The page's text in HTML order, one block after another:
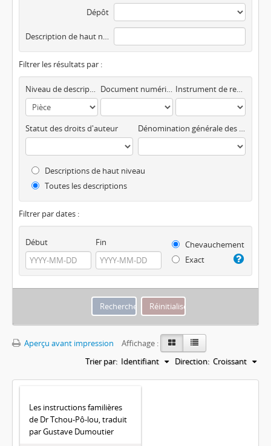
Dépôt
Description de haut niveau
Filtrer les résultats par :
Niveau de description Document numérisé disponible Instrument de recherche
Statut des droits d'auteur Dénomination générale des documents
Descriptions de haut niveau
Toutes les descriptions
Filtrer par dates :
Début Fin
Chevauchement
Exact
Aperçu avant impression
Affichage :
Trier par: Identifiant Direction: Croissant
Les instructions familières
de Dr Tchou-Pô-lou, traduit
par Gustave Dumoutier